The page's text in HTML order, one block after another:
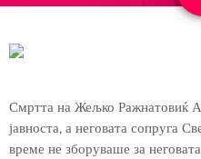
Смртта на Жељко Ражнатовиќ
јавноста, а неговата сопруга
време не зборуваше за